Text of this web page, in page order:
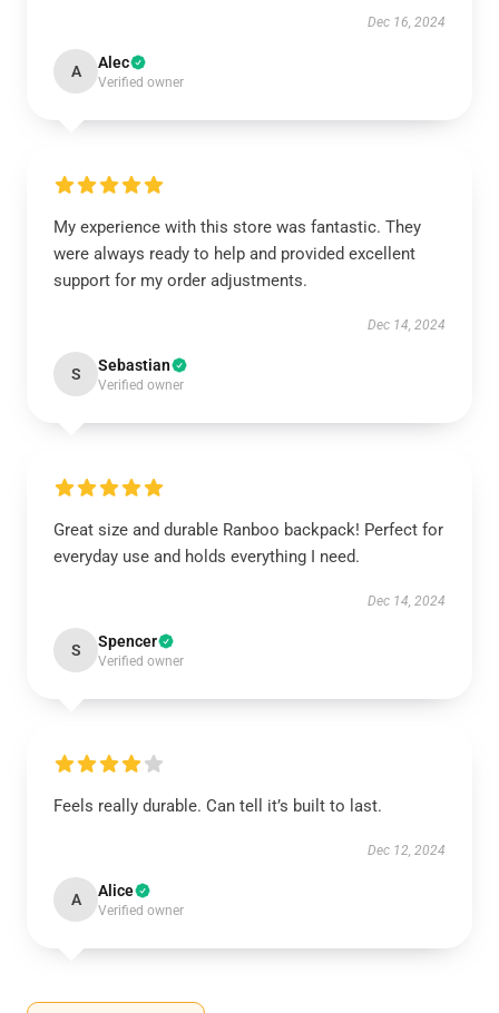
Dec 16, 2024
A Alec
Verified owner
My experience with this store was fantastic. They
were always ready to help and provided excellent
support for my order adjustments.
Dec 14, 2024
S Sebastian
Verified owner
Great size and durable Ranboo backpack! Perfect for
everyday use and holds everything I need.
Dec 14, 2024
S Spencer
Verified owner
Feels really durable. Can tell it’s built to last.
Dec 12, 2024
A Alice
Verified owner